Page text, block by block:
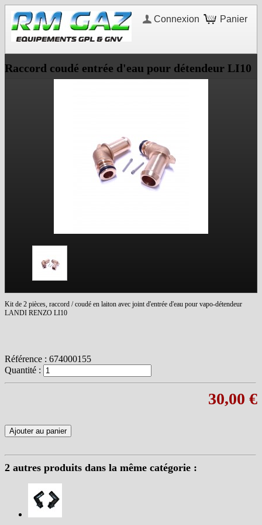
Panier
Connexion
Raccord coudé entrée d'eau pour détendeur LI10
Kit de 2 pièces, raccord / coudé en laiton avec joint d'entrée d'eau pour vapo-détendeur
LANDI RENZO LI10
Référence : 674000155
Quantité :
30,00 €
Ajouter au panier
2 autres produits dans la même catégorie :